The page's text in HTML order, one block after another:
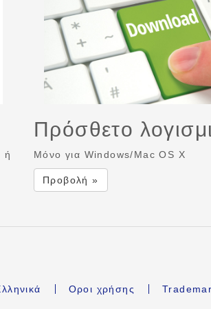
ή
Πρόσθετο
Μόνο για Windows/Mac OS X
Προβολή »
Οροι χρήσης